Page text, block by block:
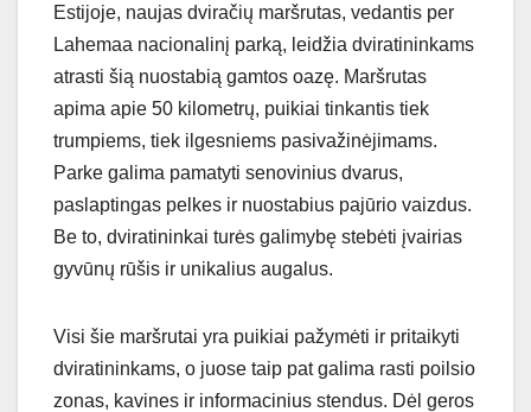
Estijoje, naujas dviračių maršrutas, vedantis per
Lahemaa nacionalinį parką, leidžia dviratininkams
atrasti šią nuostabią gamtos oazę. Maršrutas
apima apie 50 kilometrų, puikiai tinkantis tiek
trumpiems, tiek ilgesniems pasivažinėjimams.
Parke galima pamatyti senovinius dvarus,
paslaptingas pelkes ir nuostabius pajūrio vaizdus.
Be to, dviratininkai turės galimybę stebėti įvairias
gyvūnų rūšis ir unikalius augalus.
Visi šie maršrutai yra puikiai pažymėti ir pritaikyti
dviratininkams, o juose taip pat galima rasti poilsio
zonas, kavines ir informacinius stendus. Dėl geros